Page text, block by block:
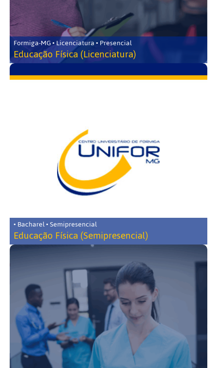
Formiga-MG • Licenciatura • Presencial
Educação Física (Licenciatura)
• Bacharel • Semipresencial
Educação Física (Semipresencial)